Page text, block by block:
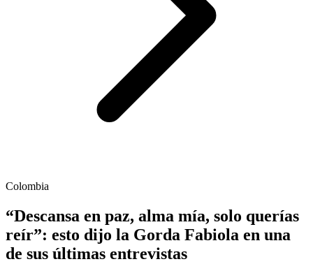
Colombia
“Descansa en paz, alma mía, solo querías
reír”: esto dijo la Gorda Fabiola en una
de sus últimas entrevistas